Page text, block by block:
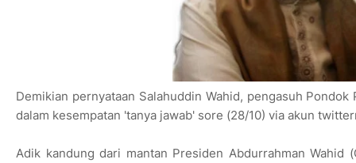
Demikian pernyataan Salahuddin Wahid, pengasuh
dalam kesempatan 'tanya jawab' sore (28/10) via akun
Adik kandung dari mantan Presiden Abdurrahman Wahid